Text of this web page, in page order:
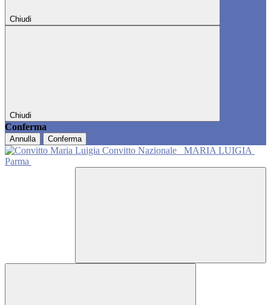
Chiudi
Chiudi
Conferma
Annulla Conferma
Convitto Nazionale
MARIA LUIGIA
Parma